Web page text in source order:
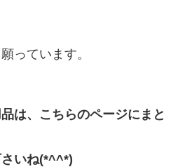
っています。
は、こちらのページにまと
いね(*^^*)